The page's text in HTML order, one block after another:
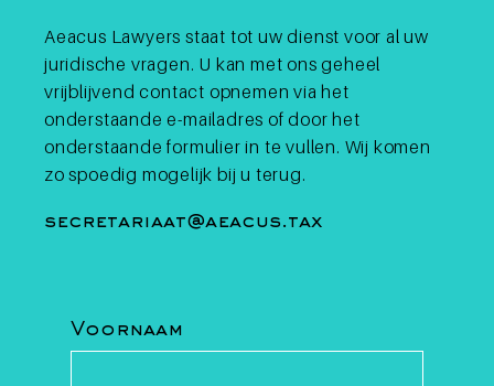
Crypto aankopen in België:
on-chain, via een exchange
of via de bank zoals Bolero –
maakt het fiscaal een
verschil uit?
Aeacus Lawyers staat tot uw dienst voor al uw
juridische vragen. U kan met ons geheel
vrijblijvend contact opnemen via het
onderstaande e-mailadres of door het
onderstaande formulier in te vullen. Wij komen
zo spoedig mogelijk bij u terug.
secretariaat@aeacus.tax
Voornaam